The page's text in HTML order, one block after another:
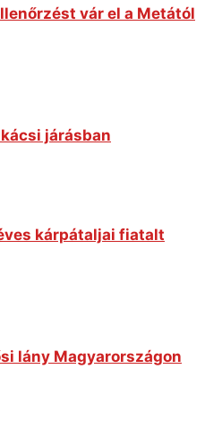
vár el a Metától
járásban
kárpátaljai fiatalt
lány Magyarországon